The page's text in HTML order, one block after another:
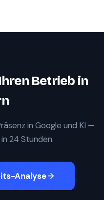
Betrieb in
in Google und KI —
24 Stunden.
Analyse